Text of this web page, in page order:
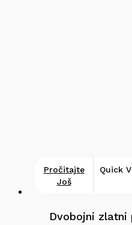
Pročitajte
Još
Quick
Dvobojni